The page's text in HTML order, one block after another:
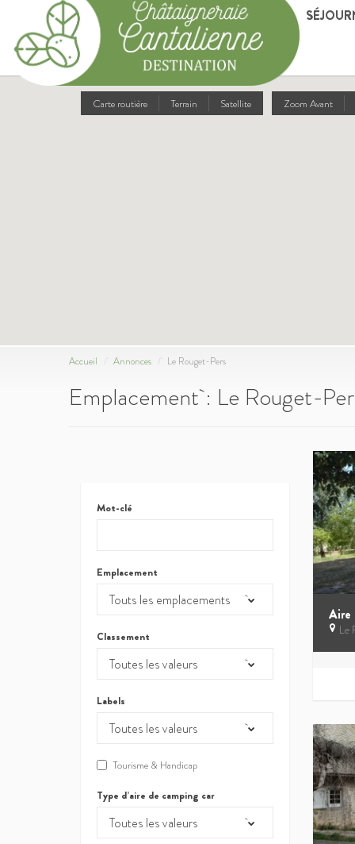
Carte routière Terrain Satellite Zoom Avant
Accueil Annonces Le Rouget-Pers
Emplacement : Le Rouget-
Mot-clé
Emplacement
Touts les emplacements
Classement
Toutes les valeurs
Labels
Toutes les valeurs
Tourisme & Handicap
Type d’aire de camping car
Toutes les valeurs
Le